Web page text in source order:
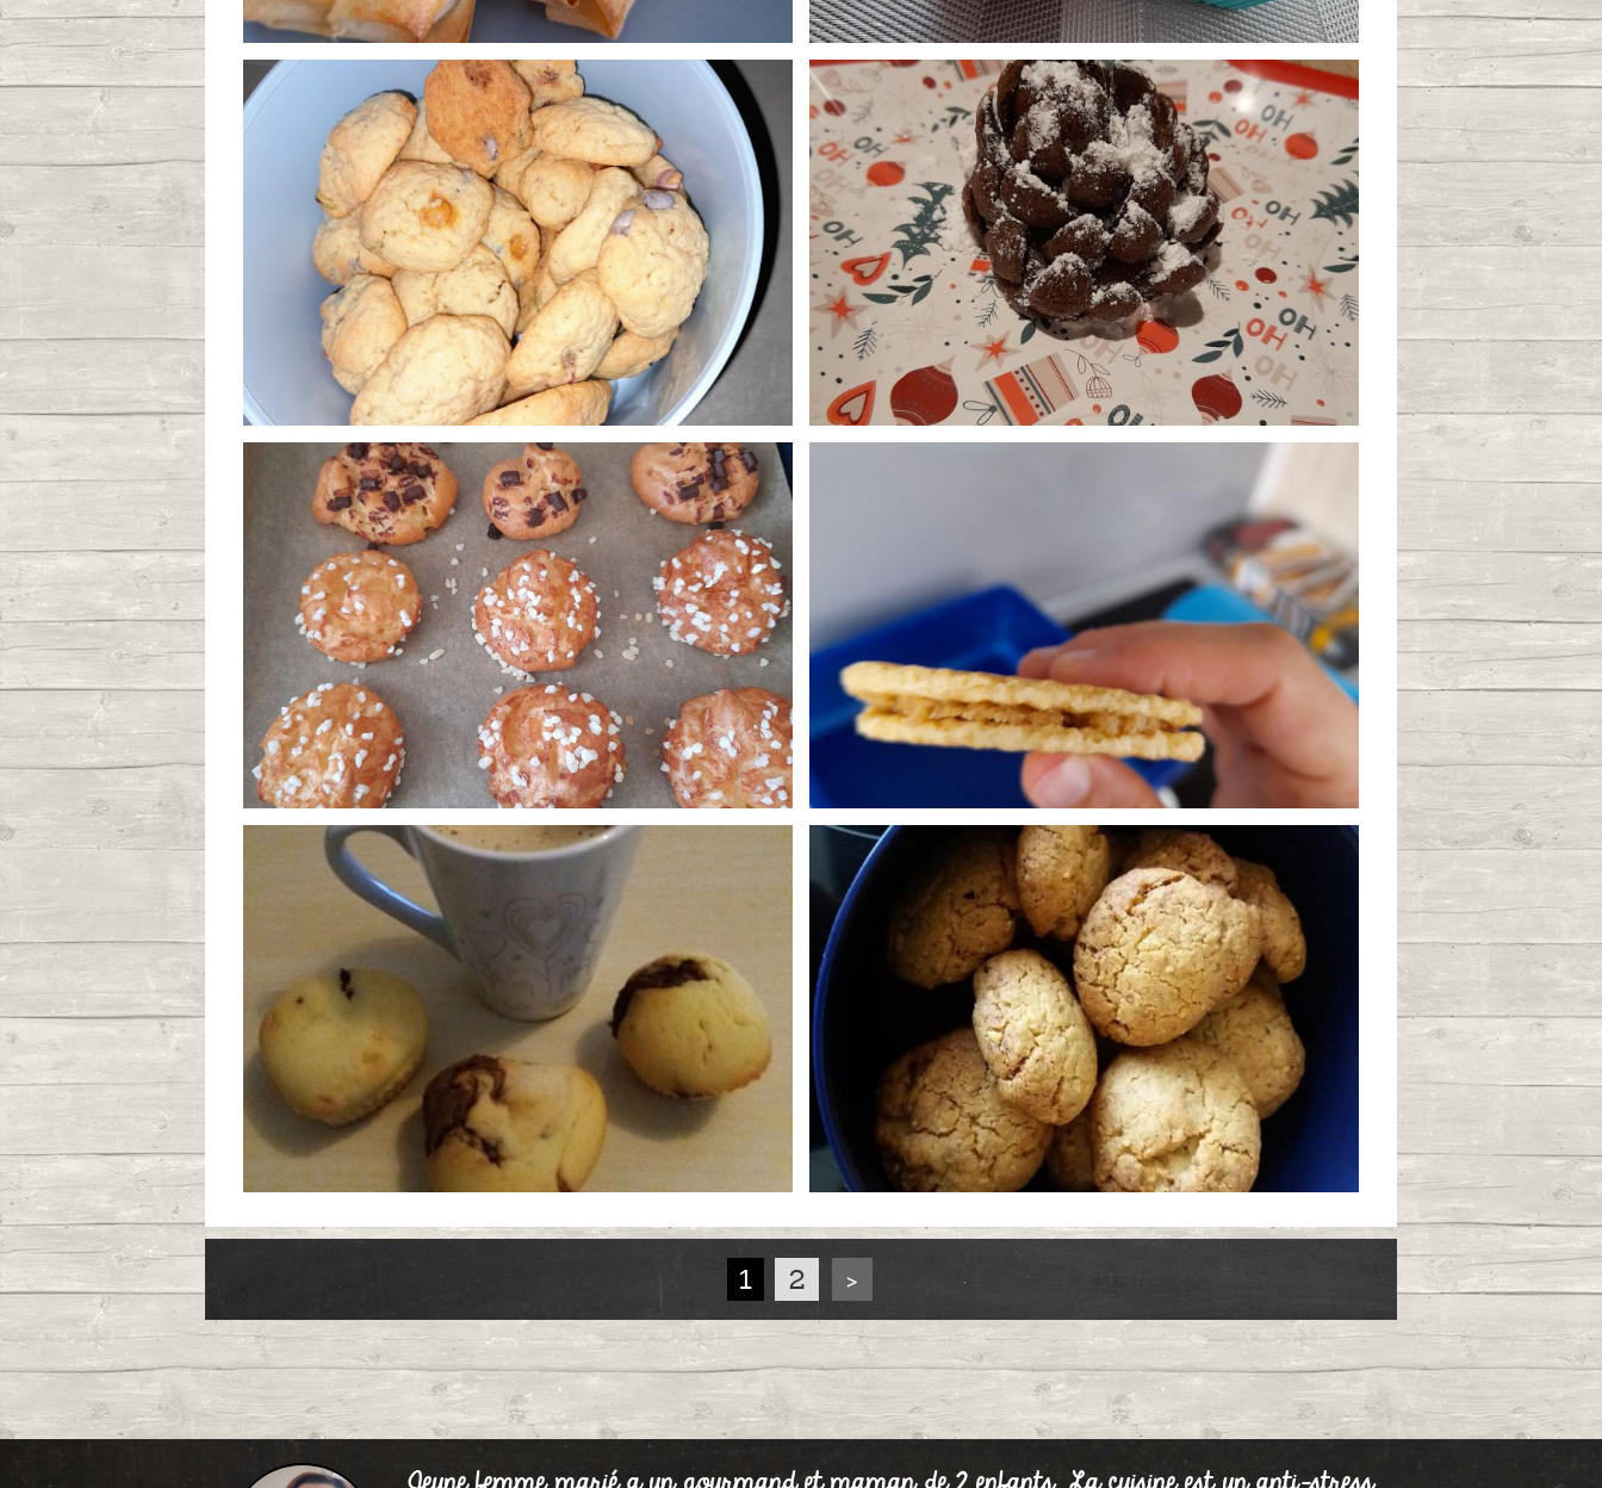
Nems banane kinder
Publié le 01/07/2024 à 15:45
0
Muffins pépites chocolat
coeur compote banane
Publié le 20/03/2024 à 15:46
0
Cookies colorés
Publié le 10/01/2024 à 15:20
0
Publié le 24/12/2023 à 16:45
Maxi chouquettes
Publié le 09/09/2021 à 15:30
0
Gaufrettes fourrées à la
vergeoise
Publié le 24/07/2021 à 16:23
Muffin au nutella
Publié le 09/04/2021 à 21:56
Cookies chocolat blancs et
noix
Publié le 30/05/2019 à 22:52
1 2 >